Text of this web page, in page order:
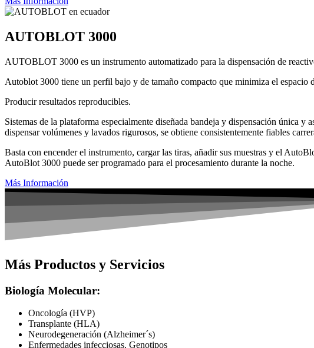
AUTOBLOT 3000
AUTOBLOT 3000 es un instrumento automatizado para la dispensación de
Autoblot 3000 tiene un perfil bajo y de tamaño compacto que minimiza el espacio
Producir resultados reproducibles.
Sistemas de la plataforma especialmente diseñada bandeja y dispensación única
dispensar volúmenes y lavados rigurosos, se obtiene consistentemente fiables
Basta con encender el instrumento, cargar las tiras, añadir sus muestras y el
AutoBlot 3000 puede ser programado para el procesamiento durante la noche.
Más Información
Más Productos y Servicios
Biología Molecular:
Oncología (HVP)
Transplante (HLA)
Neurodegeneración (Alzheimer´s)
Enfermedades infecciosas, Genotipos